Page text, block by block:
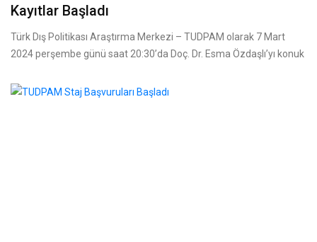
Kayıtlar Başladı
Türk Dış Politikası Araştırma Merkezi – TUDPAM olarak 7 Mart
2024 perşembe günü saat 20:30’da Doç. Dr. Esma Özdaşlı’yı konuk